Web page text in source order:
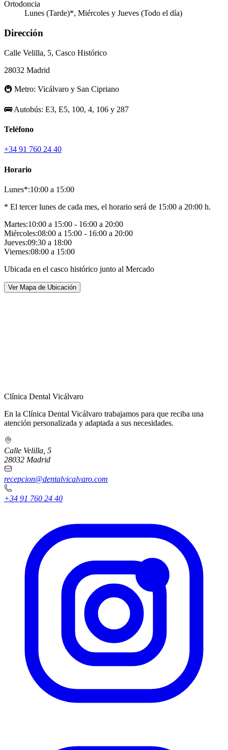
Ortodoncia
Lunes (Tarde)*, Miércoles y Jueves (Todo el día)
Dirección
Calle Velilla, 5, Casco Histórico
28032 Madrid
🚇 Metro: Vicálvaro y San Cipriano
🚌 Autobús: E3, E5, 100, 4, 106 y 287
Teléfono
+34 91 760 24 40
Horario
Lunes*:10:00 a 15:00
* El tercer lunes de cada mes, el horario será de 15:00 a 20:00 h.
Martes:10:00 a 15:00 - 16:00 a 20:00
Miércoles:08:00 a 15:00 - 16:00 a 20:00
Jueves:09:30 a 18:00
Viernes:08:00 a 15:00
Ubicada en el casco histórico junto al Mercado
Ver Mapa de Ubicación
Clínica Dental Vicálvaro
En la Clínica Dental Vicálvaro trabajamos para que reciba una
atención personalizada y adaptada a sus necesidades.
Calle Velilla, 5
28032 Madrid
recepcion@dentalvicalvaro.com
+34 91 760 24 40